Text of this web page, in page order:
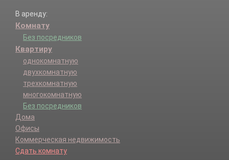
В аренду:
Комнату
Без посредников
Квартиру
однокомнатную
двухкомнатную
трехкомнатную
многокомнатную
Без посредников
Дома
Офисы
Коммерческая недвижимость
Сдать комнату